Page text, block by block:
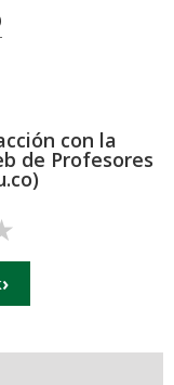
con la
de Profesores